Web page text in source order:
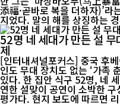
添福·곧바로 복을 더하자)’라
지었다. 말의 해를 상징하는
52명 네 세대가 만든 설
제
[인터내셔널포커스] 중국 후
인도 무대 장치도 없는 ‘가족
있다. 한 집안 식구 52명, 네
연한 설맞이 공연이 소박한
평가다. 현지 보도에 따르